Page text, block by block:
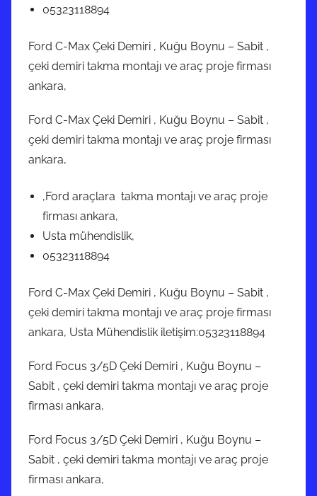
05323118894
Ford C-Max Çeki Demiri , Kuğu Boynu – Sabit ,
çeki demiri takma montajı ve araç proje firması
ankara,
Ford C-Max Çeki Demiri , Kuğu Boynu – Sabit ,
çeki demiri takma montajı ve araç proje firması
ankara,
,Ford araçlara takma montajı ve araç proje
firması ankara,
Usta mühendislik,
05323118894
Ford C-Max Çeki Demiri , Kuğu Boynu – Sabit ,
çeki demiri takma montajı ve araç proje firması
ankara, Usta Mühendislik iletişim:05323118894
Ford Focus 3/5D Çeki Demiri , Kuğu Boynu –
Sabit , çeki demiri takma montajı ve araç proje
firması ankara,
Ford Focus 3/5D Çeki Demiri , Kuğu Boynu –
Sabit , çeki demiri takma montajı ve araç proje
firması ankara,